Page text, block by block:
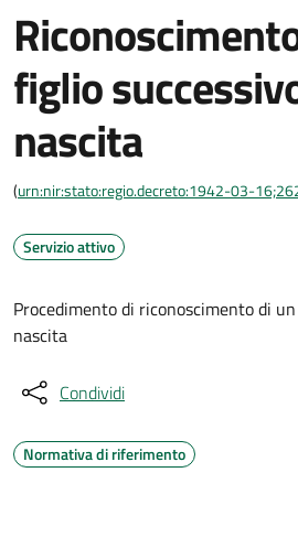
figlio
nascita
(urn:nir:stato:regio.decreto:1942-03-
Servizio attivo
Procedimento di riconoscimento di
nascita
Condividi
Normativa di riferimento